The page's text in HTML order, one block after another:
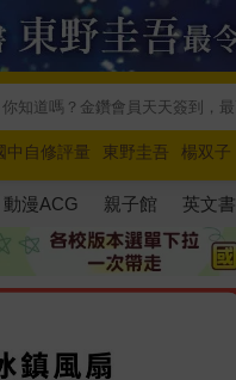
中自修評量 東野圭吾 楊双子
紅花綻放
奧德賽 路邊攤新作
動漫ACG 親子館 英文書